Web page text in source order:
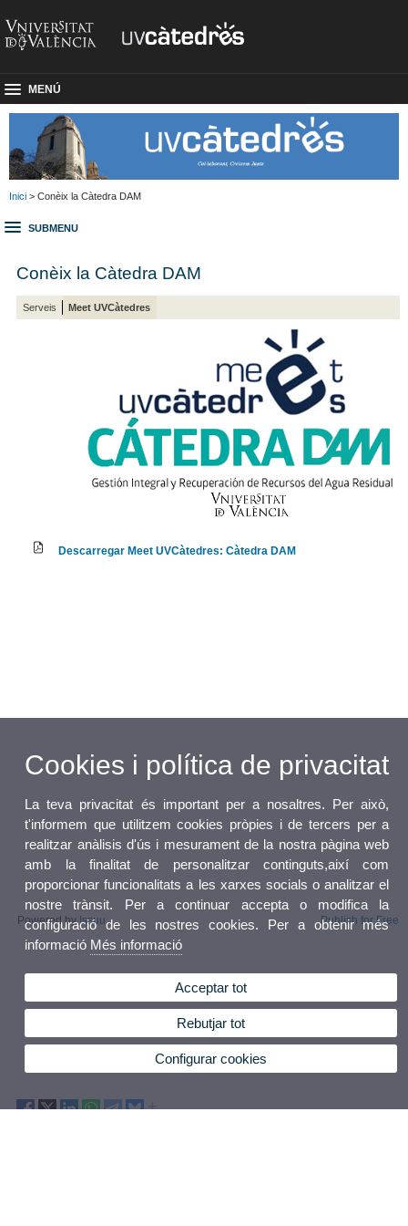
MENÚ
Inici > Conèix la Càtedra DAM
SUBMENU
Conèix la Càtedra DAM
Serveis Meet UVCàtedres
Descarregar Meet UVCàtedres: Càtedra DAM
Powered byIssuu Publish for Free
Cookies i política de privacitat
La teva privacitat és important per a nosaltres. Per això,
t'informem que utilitzem cookies pròpies i de tercers per a
realitzar anàlisis d'ús i mesurament de la nostra pàgina web
amb la finalitat de personalitzar continguts,així com
proporcionar funcionalitats a les xarxes socials o analitzar el
nostre trànsit. Per a continuar accepta o modifica la
configuració de les nostres cookies. Per a obtenir més
informació Més informació
Acceptar tot
Rebutjar tot
Configurar cookies